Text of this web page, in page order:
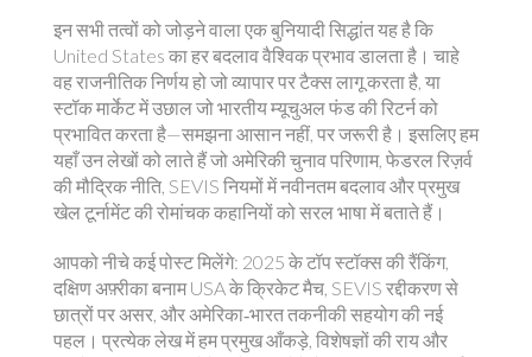
इन सभी तत्वों को जोड़ने वाला एक बुनियादी सिद्धांत यह है कि
United States का हर बदलाव वैश्विक प्रभाव डालता है। चाहे
वह राजनीतिक निर्णय हो जो व्यापार पर टैक्स लागू करता है, या
स्टॉक मार्केट में उछाल जो भारतीय म्यूचुअल फंड की रिटर्न को
प्रभावित करता है—समझना आसान नहीं, पर जरूरी है। इसलिए हम
यहाँ उन लेखों को लाते हैं जो अमेरिकी चुनाव परिणाम, फेडरल रिज़र्व
की मौद्रिक नीति, SEVIS नियमों में नवीनतम बदलाव और प्रमुख
खेल टूर्नामेंट की रोमांचक कहानियों को सरल भाषा में बताते हैं।
आपको नीचे कई पोस्ट मिलेंगे: 2025 के टॉप स्टॉक्स की रैंकिंग,
दक्षिण अफ़्रीका बनाम USA के क्रिकेट मैच, SEVIS रद्दीकरण से
छात्रों पर असर, और अमेरिका‑भारत तकनीकी सहयोग की नई
पहल। प्रत्येक लेख में हम प्रमुख आँकड़े, विशेषज्ञों की राय और